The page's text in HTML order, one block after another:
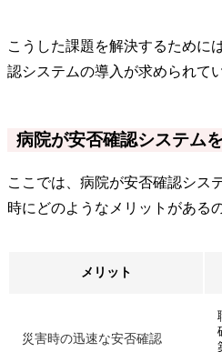
こうした課題を解決するために
認システムの導入が求められて
病院が安否確認システム
ここでは、病院が安否確認シス
時にどのようなメリットがある
メリット
災害時の迅速な安否確認